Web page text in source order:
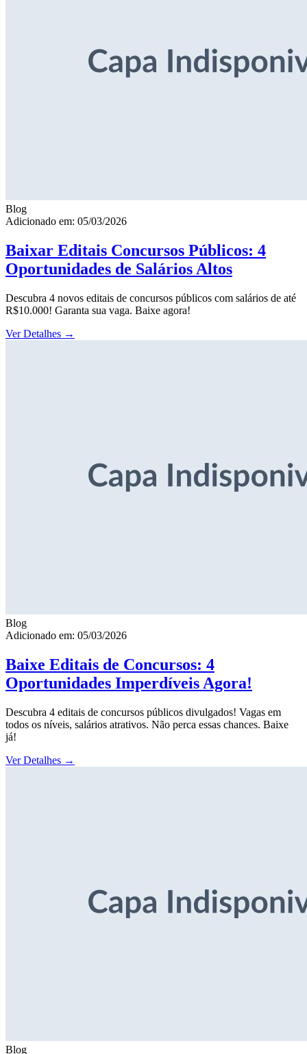
Blog
Adicionado em: 05/03/2026
Baixar Editais Concursos Públicos: 4
Oportunidades de Salários Altos
Descubra 4 novos editais de concursos públicos com salários de até
R$10.000! Garanta sua vaga. Baixe agora!
Ver Detalhes →
Blog
Adicionado em: 05/03/2026
Baixe Editais de Concursos: 4
Oportunidades Imperdíveis Agora!
Descubra 4 editais de concursos públicos divulgados! Vagas em
todos os níveis, salários atrativos. Não perca essas chances. Baixe
já!
Ver Detalhes →
Blog